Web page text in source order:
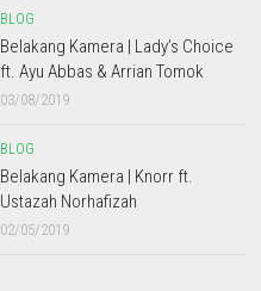
BLOG
Belakang Kamera | Lady’s Choice
ft. Ayu Abbas & Arrian Tomok
03/08/2019
BLOG
Belakang Kamera | Knorr ft.
Ustazah Norhafizah
02/05/2019